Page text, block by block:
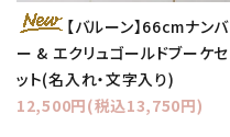
【バルーン】66cmナンバ
ー & エクリュゴールドブーケセ
ット(名入れ・文字入り)
12,500円(税込13,750円)